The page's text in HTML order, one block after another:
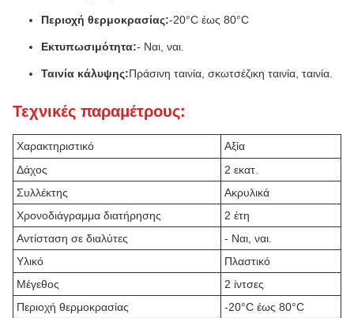
Περιοχή θερμοκρασίας:-20°C έως 80°C
Εκτυπωσιμότητα:- Ναι, ναι.
Ταινία κάλυψης:Πράσινη ταινία, σκωτσέζικη ταινία, ταινία.
Τεχνικές παραμέτρους:
Χαρακτηριστικό
Αξία
Δάχος
2 εκατ.
Συλλέκτης
Ακρυλικά
Χρονοδιάγραμμα διατήρησης
2 έτη
Αντίσταση σε διαλύτες
- Ναι, ναι.
Υλικό
Πλαστικό
Μέγεθος
2 ίντσες
Περιοχή θερμοκρασίας
-20°C έως 80°C